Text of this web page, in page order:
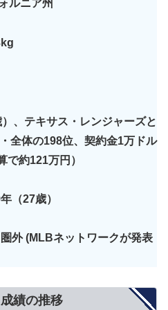
ルニア州
、テキサス・レンジャーズと
全体の198位、契約金1万ドル
で約121万円）
（27歳）
外(MLBネットワークが発表
績の推移